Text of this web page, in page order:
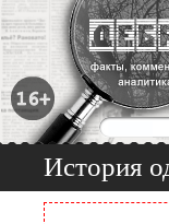
История